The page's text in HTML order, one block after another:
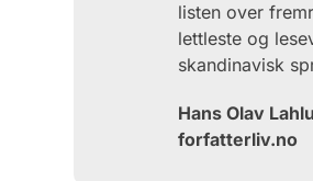
listen over
lettleste og
skandinavisk
Hans Olav
forfatterliv.no